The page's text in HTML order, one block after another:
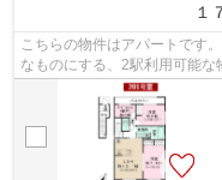
１
こちらの物件はアパートです
なものにする、2駅利用可能
通風良好な間取りの物件。当